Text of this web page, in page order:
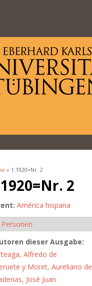
are here
» 1.1920=Nr. 2
2
América hispana
Hide
Personen
dieser Ausgabe:
Alfredo de
y Moret, Aureliano de
José Juan